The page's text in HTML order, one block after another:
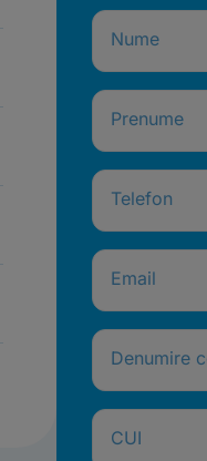
Nume
Prenume
Telefon
Email
Denumire
CUI